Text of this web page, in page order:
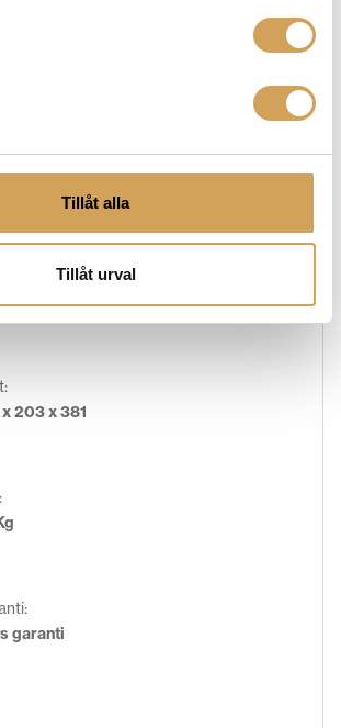
Tillåt alla
Tillåt urval
24.000 Hz
203 x 381
garanti